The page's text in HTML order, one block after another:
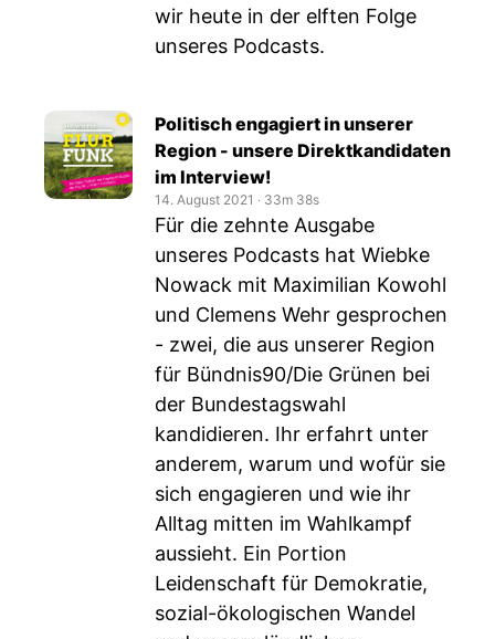
wir heute in der elften Folge
unseres Podcasts.
Politisch engagiert in unserer
Region - unsere Direktkandidaten
im Interview!
14. August 2021 ‧ 33m 38s
Für die zehnte Ausgabe
unseres Podcasts hat Wiebke
Nowack mit Maximilian Kowohl
und Clemens Wehr gesprochen
- zwei, die aus unserer Region
für Bündnis90/Die Grünen bei
der Bundestagswahl
kandidieren. Ihr erfahrt unter
anderem, warum und wofür sie
sich engagieren und wie ihr
Alltag mitten im Wahlkampf
aussieht. Ein Portion
Leidenschaft für Demokratie,
sozial-ökologischen Wandel